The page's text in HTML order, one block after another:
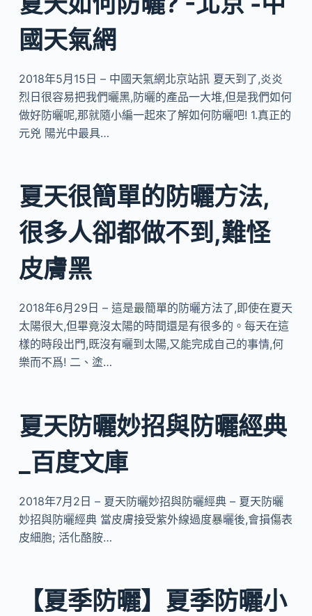
國天氣網
2018年5月15日 – 中國天氣網北京站訊 夏天到了,炎炎
烈日很容易把我們曬黑,防曬的產品一大堆,但是我們如何
做好防曬呢,那就隨小編一起來了解如何防曬吧! 1.真正的
元兇 陽光中最具…
夏天很簡單的防曬方法,
很多人卻都做不到,難怪
皮膚黑
2018年6月29日 – 這是最簡單的防曬方法了,即使在夏天
太陽很大,但畢竟沒太陽的時間還是有很多的。每天在這
樣的時段出門,既沒有曬到太陽,又能完成自己的事情,何
樂而不爲! 二、塗…
夏天防曬妙招與防曬經典
_百度文庫
2018年7月2日 – 夏天防曬妙招與防曬經典 – 夏天防曬
妙招與防曬經典 當皮膚接受紫外線過度暴曬後,會損傷表
皮細胞; 活化酪胺…
【夏季防曬】夏季防曬小